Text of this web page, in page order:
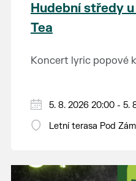
Hudební středy
Tea
Koncert lyric popové
5. 8. 2026 20:00 - 5.
Letní terasa Pod